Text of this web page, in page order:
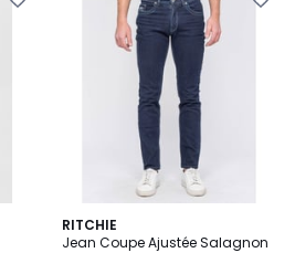
RITCHIE
Jean Coupe Ajustée Salagnon
5
/